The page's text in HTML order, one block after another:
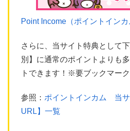
Point Income（ポイントイン
さらに、当サイト特典として
別】に通常のポイントよりも
トできます！※要ブックマーク
参照： ポイントインカム 当サ
URL】一覧